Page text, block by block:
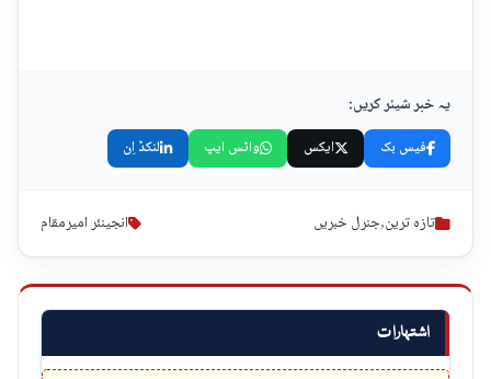
اشتہارات
یہ خبر شیئر کریں:
فیس بک ایکس واٹس ایپ لنکڈ اِن
تازہ ترین,جنرل خبریں انجینئر امیرمقام